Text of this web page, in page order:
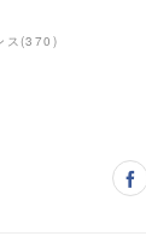
ス(370 )